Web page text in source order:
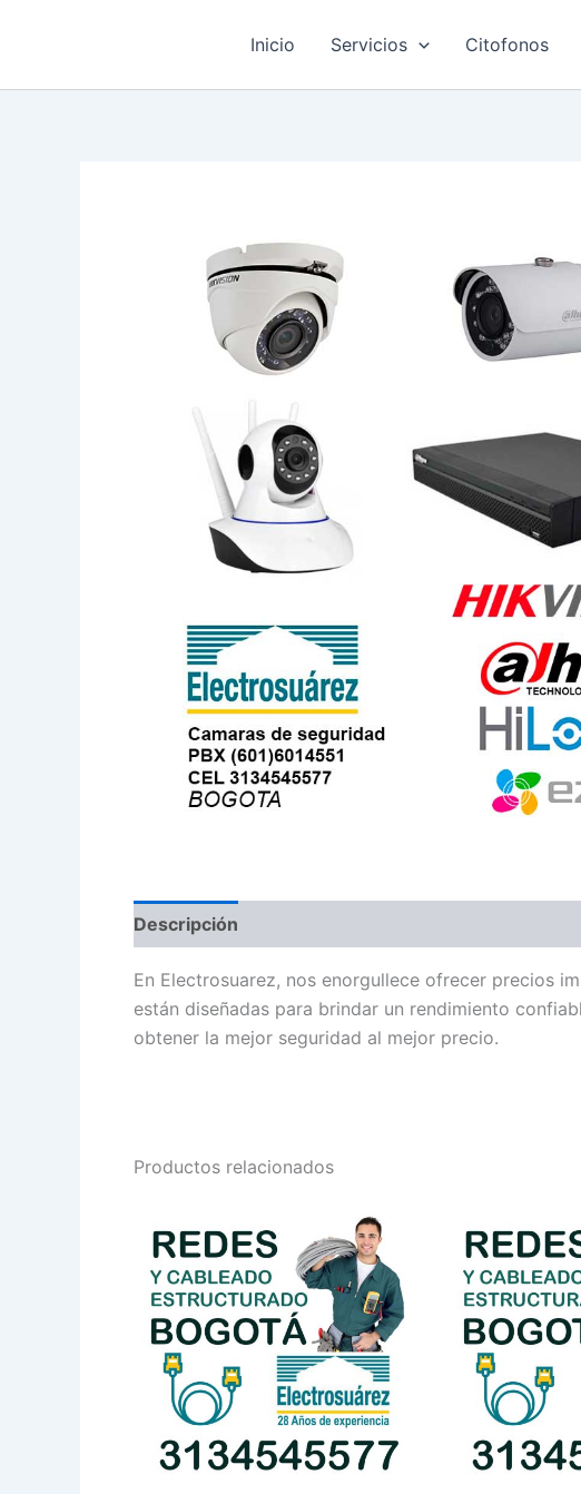
Inicio Servicios Citofonos
Descripción
En Electrosuarez, nos enorgullece ofrecer precios
están diseñadas para brindar un rendimiento
obtener la mejor seguridad al mejor precio.
Productos relacionados